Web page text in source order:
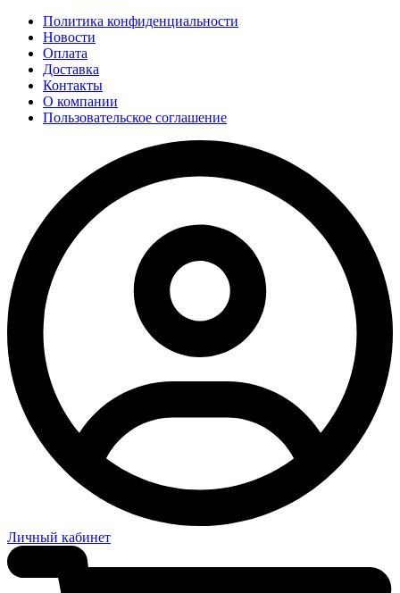
Политика конфиденциальности
Новости
Оплата
Доставка
Контакты
О компании
Пользовательское соглашение
Личный кабинет